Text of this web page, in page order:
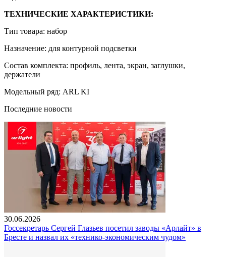
ТЕХНИЧЕСКИЕ ХАРАКТЕРИСТИКИ:
Тип товара: набор
Назначение: для контурной подсветки
Состав комплекта: профиль, лента, экран, заглушки,
держатели
Модельный ряд: ARL KI
Последние новости
30.06.2026
Госсекретарь Сергей Глазьев посетил заводы «Арлайт» в
Бресте и назвал их «технико-экономическим чудом»